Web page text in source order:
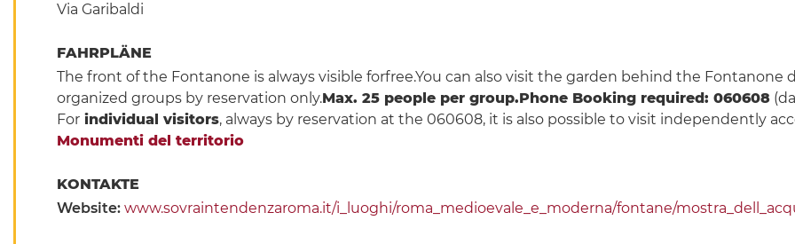
Via Garibaldi
FAHRPLÄNE
The front of the Fontanone is always visible forfree.You can also visit the garden behind the Fontanone
organized groups by reservation only.Max. 25 people per group.Phone Booking required: 060608
Forindividual visitors, always by reservation at the 060608, it is also possible to visit independently
Monumenti del territorio
KONTAKTE
Website: www.sovraintendenzaroma.it/i_luoghi/roma_medioevale_e_moderna/fontane/